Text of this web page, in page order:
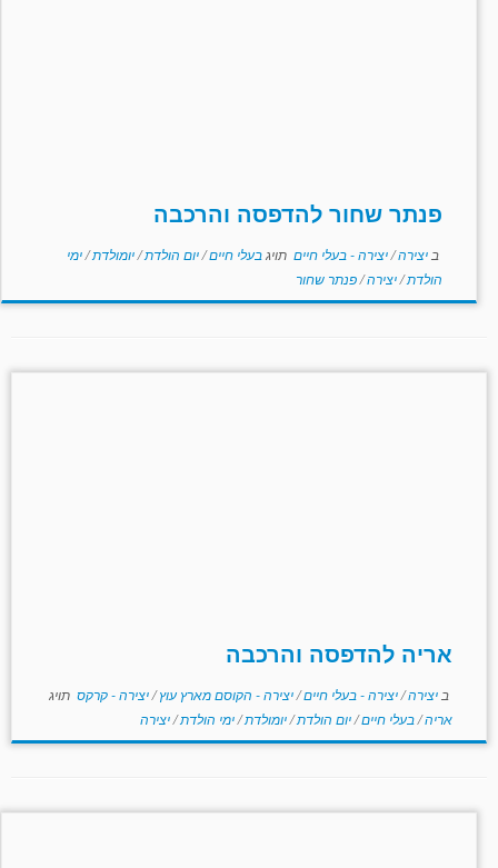
פנתר שחור להדפסה והרכבה
ב יצירה/יצירה - בעלי חיים תויגבעלי חיים/יום הולדת/יומולדת/ימי
הולדת/יצירה/פנתר שחור
אריה להדפסה והרכבה
ב יצירה/יצירה - בעלי חיים/יצירה - הקוסם מארץ עוץ/יצירה - קרקס תויג
אריה/בעלי חיים/יום הולדת/יומולדת/ימי הולדת/יצירה